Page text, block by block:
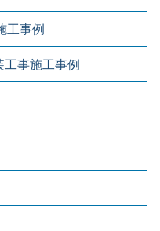
工事例
事施工事例